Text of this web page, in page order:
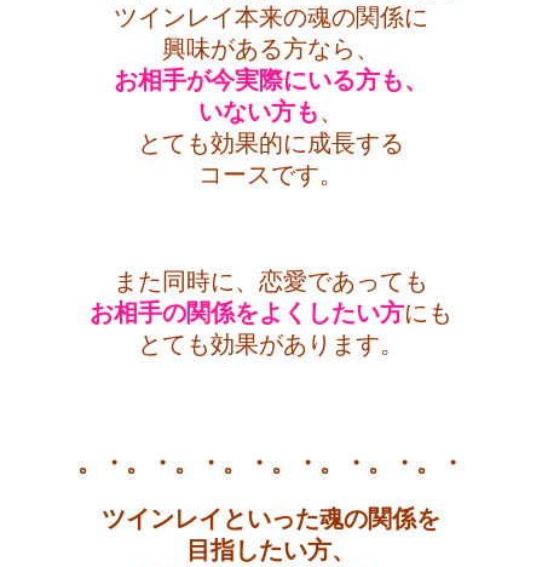
ツインレイ本来の魂の関係に
興味がある方なら、
お相手が今実際にいる方も、
いない方も、
とても効果的に成長する
コースです。
また同時に、恋愛であっても
お相手の関係をよくしたい方にも
とても効果があります。
。・。・。・。・。・。・。・。・
ツインレイといった魂の関係を
目指したい方、